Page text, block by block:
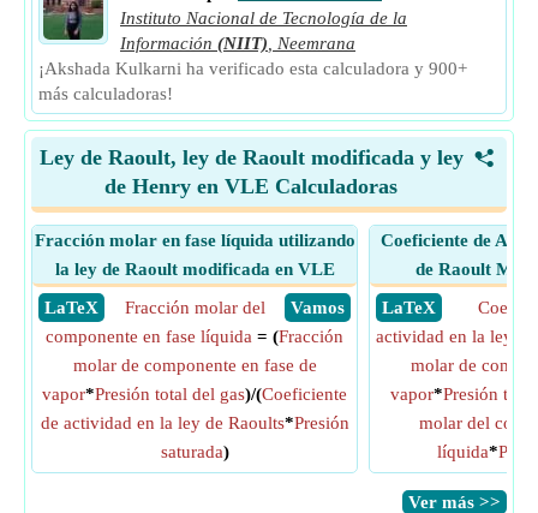
Instituto Nacional de Tecnología de la
Información (NIIT)
Neemrana
¡Akshada Kulkarni ha verificado esta calculadora y 900+
más calculadoras!
<
Ley de Raoult, ley de Raoult modificada y ley
de Henry en VLE Calculadoras
Fracción molar en fase líquida utilizando
la ley de Raoult modificada en VLE
​ LaTeX
​ Vamos
Fracción molar del
componente en fase líquida = (Fracción
molar de componente en fase de
vapor*Presión total del gas)/(Coeficiente
de actividad en la ley de Raoults*Presión
saturada)
Coeficiente de
de Raoult
​ LaTeX
actividad en la ley
molar de
vapor*Presión
molar del
líquida*
​Ver más >>